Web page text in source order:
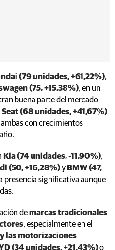
(79 unidades, +61,22%),
(75, +15,38%), en un
buena parte del mercado
Seat (68 unidades, +41,67%)
ambas con crecimientos
Kia (74 unidades, -11,90%),
(50, +16,28%)y BMW (47,
presencia significativa aunque
demarcas tradicionales
, especialmente en el
las motorizaciones
(34 unidades, +21,43%)o